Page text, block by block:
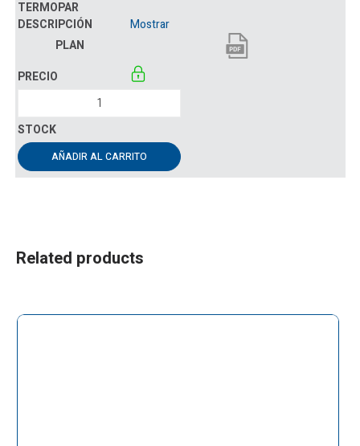
Mostrar
AÑADIR AL CARRITO
Related products